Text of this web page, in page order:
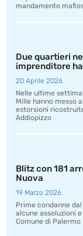
mandamento
Due quartieri
imprenditore
20 Aprile 2026
Nelle ultime
Mille hanno messo
estorsioni
Addiopizzo
Blitz con 181
Nuova
19 Marzo 2026
Prime condanne
alcune assoluzioni
Comune di Palermo